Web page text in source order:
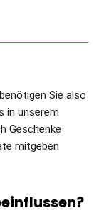
Sie also
in unserem
Geschenke
mitgeben